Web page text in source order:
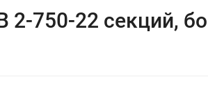
2-750-22 секций,